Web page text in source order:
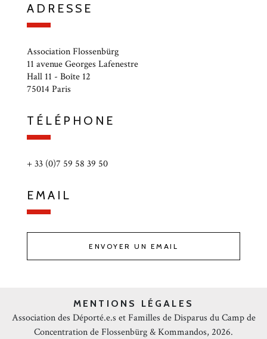
ADRESSE
Association Flossenbürg
11 avenue Georges Lafenestre
Hall 11 - Boîte 12
75014 Paris
TÉLÉPHONE
+ 33 (0)7 59 58 39 50
EMAIL
ENVOYER UN EMAIL
MENTIONS LÉGALES
Association des Déporté.e.s et Familles de Disparus du Camp de
Concentration de Flossenbürg & Kommandos, 2026.